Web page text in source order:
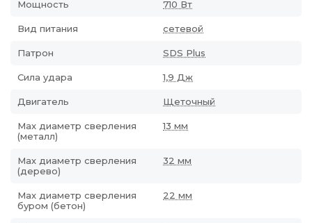
Мощность 710 Вт
Вид питания сетевой
Патрон SDS Plus
Сила удара 1,9 Дж
Двигатель Щеточный
Max диаметр сверления
(металл)
13 мм
Мах диаметр сверления
(дерево)
32 мм
Max диаметр сверления
буром (бетон)
22 мм